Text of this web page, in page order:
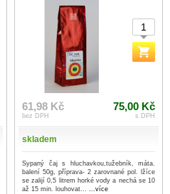
61,98 Kč
bez DPH
75,00 Kč
s DPH
skladem
Sypaný čaj s hluchavkou,tužebník, máta.
balení 50g, příprava- 2 zarovnané pol. lžíce
se zalijí 0,5 litrem horké vody a nechá se 10
až 15 min. louhovat... ...více